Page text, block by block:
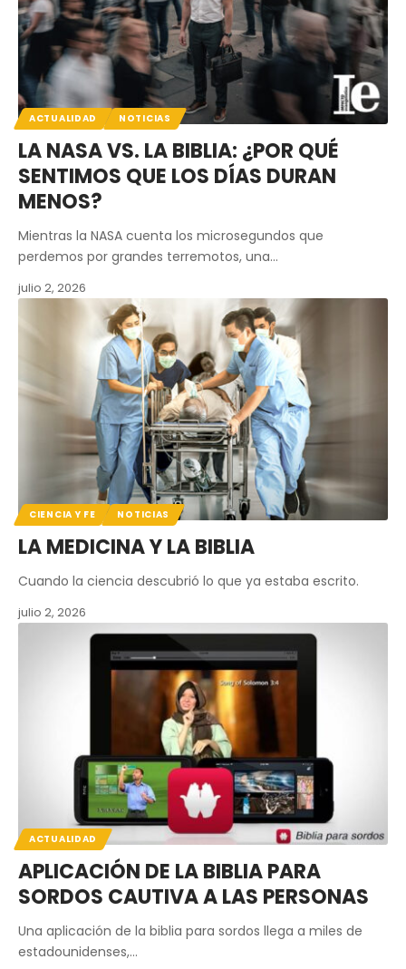
ACTUALIDAD NOTICIAS
LA NASA VS. LA BIBLIA: ¿POR QUÉ
SENTIMOS QUE LOS DÍAS DURAN
MENOS?
Mientras la NASA cuenta los microsegundos que
perdemos por grandes terremotos, una…
julio 2, 2026
CIENCIA Y FE NOTICIAS
LA MEDICINA Y LA BIBLIA
Cuando la ciencia descubrió lo que ya estaba escrito.
julio 2, 2026
ACTUALIDAD
APLICACIÓN DE LA BIBLIA PARA
SORDOS CAUTIVA A LAS PERSONAS
Una aplicación de la biblia para sordos llega a miles de
estadounidenses,…